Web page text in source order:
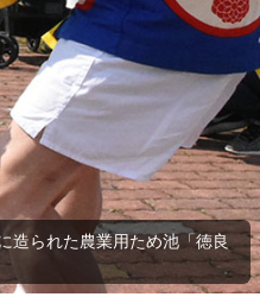
造られた農業用ため池「徳良